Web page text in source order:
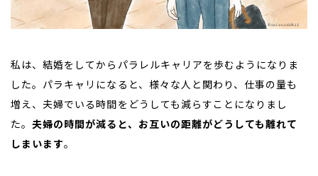
私は、結婚をしてからパラレルキャリアを歩むようになりま
した。パラキャリになると、様々な人と関わり、仕事の量も
増え、夫婦でいる時間をどうしても減らすことになりまし
た。夫婦の時間が減ると、お互いの距離がどうしても離れて
しまいます。